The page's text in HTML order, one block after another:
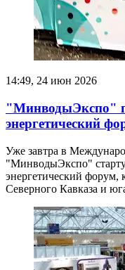
14:49, 24 июн 2026
"МинводыЭкспо"
энергетический
Уже завтра в
"МинводыЭкспо"
энергетический форум,
Северного Кавказа и